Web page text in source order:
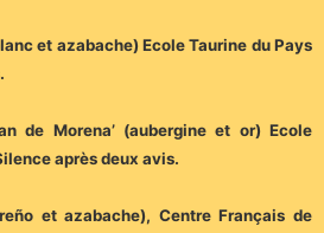
et azabache) Ecole Taurine du Pays
de Morena’ (aubergine et or) Ecole
après deux avis.
et azabache), Centre Français de